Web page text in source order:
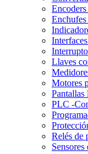
Llaves
Motores
PLC -
Relés de